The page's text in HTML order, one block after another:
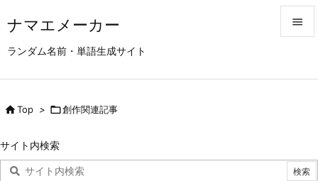
ナマエメーカー
ランダム名前・単語生成サイト


次へ
Top > 創作関連記事
サイト内検索